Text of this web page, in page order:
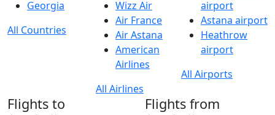
Georgia
All Countries
Wizz Air
Air France
Air Astana
American
Airlines
All Airlines
airport
Astana airport
Heathrow
airport
All Airports
Flights to
Flights from